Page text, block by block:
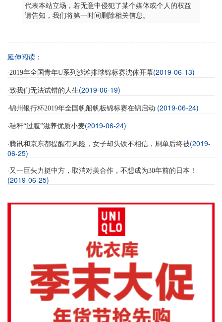
代表本站立场，若无意中侵犯了某个媒体或个人的权益
请告知，我们将第一时间删除相关信息。
延伸阅读：
·2019年全国青年U系列沙滩排球锦标赛沈体开幕(2019-06-13)
·致我们无法试错的人生(2019-06-19)
·锦州银行杯2019年全国帆船帆板锦标赛在锦启动 (2019-06-24)
·秸秆“过腹”滋养优质小麦(2019-06-24)
· 腾讯和京东都提醒有风险，女子却头铁不相信，刷单后终被(2019-
06-25)
· 又一巨头力挺中方，取消对美合作，不想成为30年前的日本！
(2019-06-25)